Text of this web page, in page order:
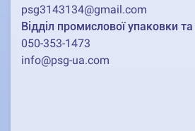
psg3143134@gmail.com
Відділ промислової упаковки та
050-353-1473
info@psg-ua.com